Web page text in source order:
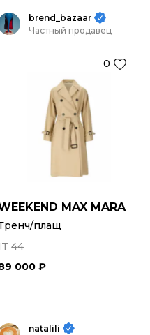
brend_bazaar
Частный продавец
0
MAX MARA
плащ
44
000 ₽
natalili